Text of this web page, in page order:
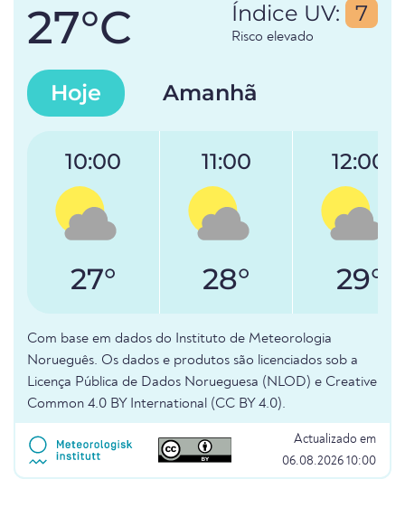
27°C Índice UV: 7
Risco elevado
Hoje Amanhã
10:00
27°
11:00
28°
12:00
29°
Com base em dados do Instituto de Meteorologia
Norueguês. Os dados e produtos são licenciados sob a
Licença Pública de Dados Norueguesa (NLOD) e Creative
Common 4.0 BY International (CC BY 4.0).
Actualizado em
06.08.2026 10:00